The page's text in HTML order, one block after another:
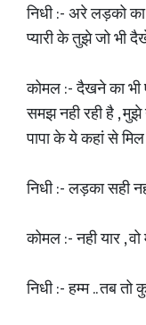
निधी :- अरे लड़को का
प्यारी के तुझे जो भी
कोमल :- दैखने का भी
समझ नही रही है ,
पापा के ये कहां से मिल
निधी :- लड़का सही
कोमल :- नही यार ,
निधी :- हम्म .. तब